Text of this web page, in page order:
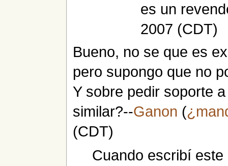
es un
2007 (CDT)
Bueno, no se que es
pero supongo que no
Y sobre pedir soporte
similar?--Ganon (
(CDT)
Cuando escribí